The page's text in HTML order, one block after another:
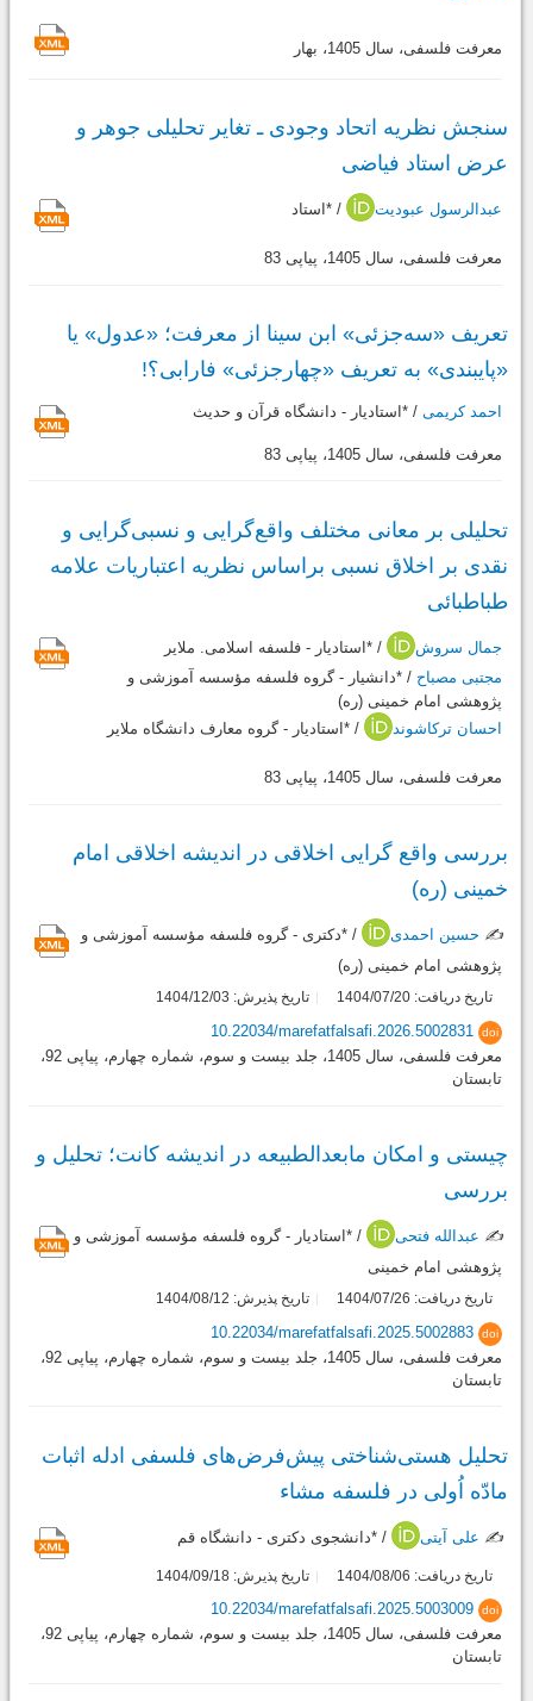
معرفت فلسفی، سال 1405، بهار
سنجش نظریه اتحاد وجودی ـ تغایر تحلیلی جوهر و
عرض استاد فیاضی
عبدالرسول عبودیت / *استاد
معرفت فلسفی، سال 1405، پیاپی 83
تعریف «سه‌جزئی» ابن سینا از معرفت؛ «عدول» یا
«پایبندی» به تعریف «چهارجزئی» فارابی؟!
احمد کریمی / *استادیار - دانشگاه قرآن و حدیث
معرفت فلسفی، سال 1405، پیاپی 83
تحلیلی بر معانی مختلف واقع‌گرایی و نسبی‌گرایی و
نقدی بر اخلاق نسبی براساس نظریه اعتباریات علامه
طباطبائی
جمال سروش
/ *استادیار - فلسفه اسلامی. ملایر
مجتبی مصباح / *دانشیار - گروه فلسفه مؤسسه آموزشی و
پژوهشی امام خمینی (ره)
احسان ترکاشوند
/ *استادیار - گروه معارف دانشگاه ملایر
معرفت فلسفی، سال 1405، پیاپی 83
بررسی واقع گرایی اخلاقی در اندیشه اخلاقی امام
خمینی (ره)
✍️ حسین احمدی
/ *دکتری - گروه فلسفه مؤسسه آموزشی و
پژوهشی امام خمینی (ره)
تاریخ دریافت: 1404/07/20 تاریخ پذیرش: 1404/12/03
doi
10.22034/marefatfalsafi.2026.5002831
معرفت فلسفی، سال 1405، جلد بیست و سوم، شماره چهارم، پیاپی 92،
تابستان
چیستی و امکان مابعدالطبیعه در اندیشه کانت؛ تحلیل و
بررسی
✍️ عبدالله فتحی
/ *استادیار - گروه فلسفه مؤسسه آموزشی و
پژوهشی امام خمینی
تاریخ دریافت: 1404/07/26 تاریخ پذیرش: 1404/08/12
doi
10.22034/marefatfalsafi.2025.5002883
معرفت فلسفی، سال 1405، جلد بیست و سوم، شماره چهارم، پیاپی 92،
تابستان
تحلیل هستی‌شناختی پیش‌فرض‌های فلسفی ادله اثبات
مادّه اُولی در فلسفه مشاء
✍️ علی آیتی / *دانشجوی دکتری - دانشگاه قم
تاریخ دریافت: 1404/08/06 تاریخ پذیرش: 1404/09/18
doi
10.22034/marefatfalsafi.2025.5003009
معرفت فلسفی، سال 1405، جلد بیست و سوم، شماره چهارم، پیاپی 92،
تابستان